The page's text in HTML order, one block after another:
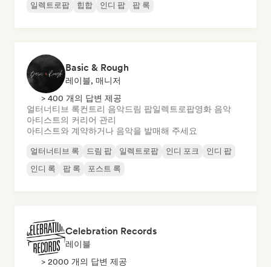
일렉트로팝
힙합 인디 팝 팝 록
Basic & Rough
레이블, 매니저
> 400 개의 답변 제공
얼터너티브 록컨트리 음악드림 팝일렉트로팝영화 음악
아티스트의 커리어 관리
아티스트와 계약하거나 음악을 발매해 주세요
얼터너티브 록 드림 팝 일렉트로팝 인디 포크
인디 팝
인디 록
팝 록 포스트 록
Celebration Records
레이블
> 2000 개의 답변 제공